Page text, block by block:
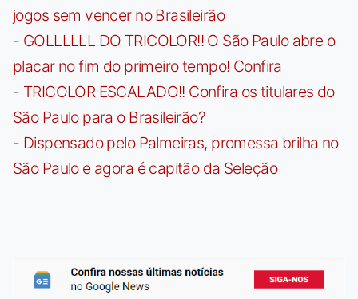
jogos sem vencer no Brasileirão
- GOLLLLLL DO TRICOLOR!! O São Paulo abre o
placar no fim do primeiro tempo! Confira
- TRICOLOR ESCALADO!! Confira os titulares do
São Paulo para o Brasileirão?
- Dispensado pelo Palmeiras, promessa brilha no
São Paulo e agora é capitão da Seleção